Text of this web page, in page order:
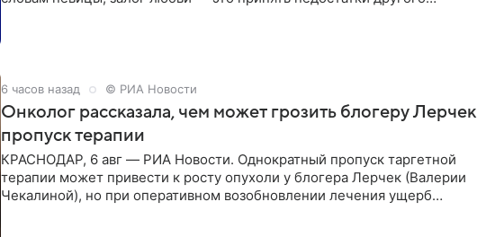
6 часов назад © РИА Новости
Онколог рассказала, чем может грозить блогеру Лерчек
пропуск терапии
КРАСНОДАР, 6 авг — РИА Новости. Однократный пропуск таргетной
терапии может привести к росту опухоли у блогера Лерчек (Валерии
Чекалиной), но при оперативном возобновлении лечения ущерб